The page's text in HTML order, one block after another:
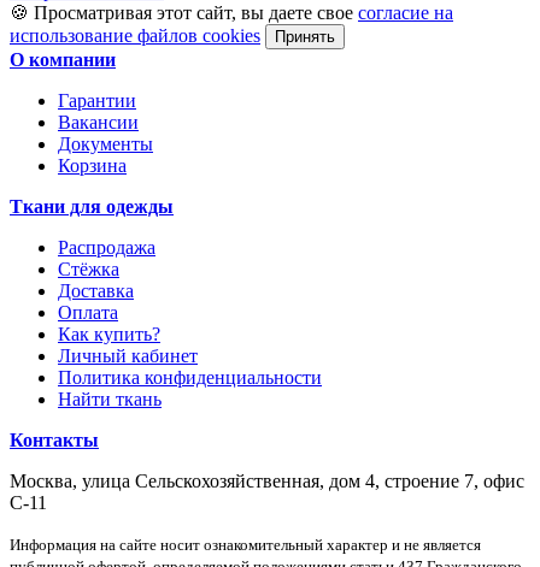
🍪 Просматривая этот сайт, вы даете свое согласие на
использование файлов cookies
Принять
О компании
Гарантии
Вакансии
Документы
Корзина
Ткани для одежды
Распродажа
Стёжка
Доставка
Оплата
Как купить?
Личный кабинет
Политика конфиденциальности
Найти ткань
Контакты
Москва, улица Сельскохозяйственная, дом 4, строение 7, офис
С-11
Информация на сайте носит ознакомительный характер и не является